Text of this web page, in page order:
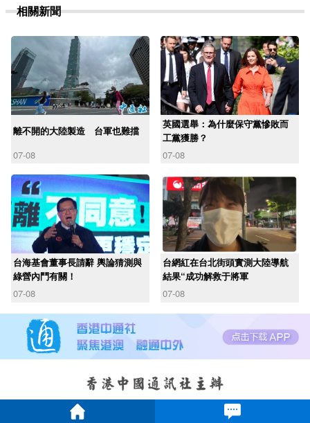
相關新聞
離不開的大陸製造 台軍也難擋
07-08
英國選舉：為什麼保守黨慘敗而
工黨獲勝？
07-08
台海基會董事長請辭 輿論猜測與
綠營內鬥有關！
07-08
台網紅在台北街頭實測大陸導航
結果“成功解救于將軍
07-08